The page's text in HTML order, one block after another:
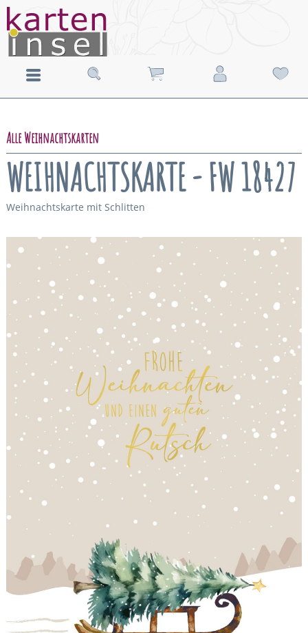
Alle Weihnachtskarten
WEIHNACHTSKARTE - FW 18427
Weihnachtskarte mit Schlitten